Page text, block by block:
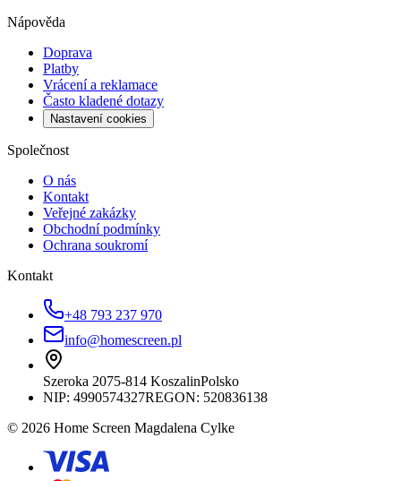
Nápověda
Doprava
Platby
Vrácení a reklamace
Často kladené dotazy
Nastavení cookies
Společnost
O nás
Kontakt
Veřejné zakázky
Obchodní podmínky
Ochrana soukromí
Kontakt
+48 793 237 970
info@homescreen.pl
Szeroka 2075-814 KoszalinPolsko
NIP: 4990574327REGON: 520836138
© 2026 Home Screen Magdalena Cylke